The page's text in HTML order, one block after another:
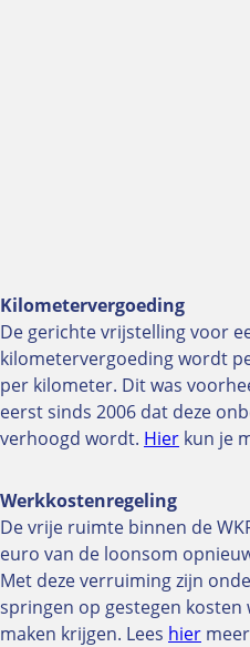
Over NUVO
Organisatie
Bestuur
Oud voorzitters
Segmenten
Leden
Ereleden
Medewerkers
Ledenvoordelen
Klantenvertellen
Kilometervergoeding
De gerichte vrijstelling voor
kilometervergoeding wordt
per kilometer. Dit was
eerst sinds 2006 dat deze
verhoogd wordt. Hier kun je
Werkkostenregeling
De vrije ruimte binnen de
euro van de loonsom
Met deze verruiming zijn
springen op gestegen
maken krijgen. Lees hier